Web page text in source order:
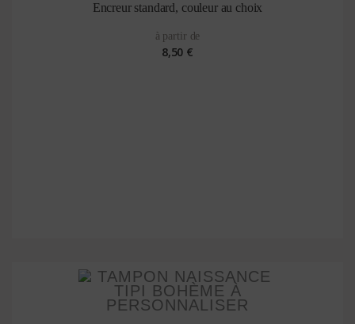
Encreur standard, couleur au choix
à partir de
8,50 €